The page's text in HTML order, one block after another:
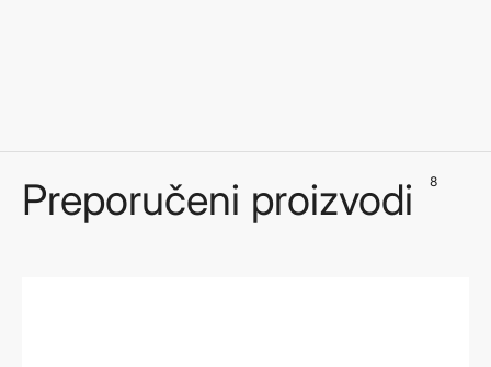
Preporučeni proizvodi 8